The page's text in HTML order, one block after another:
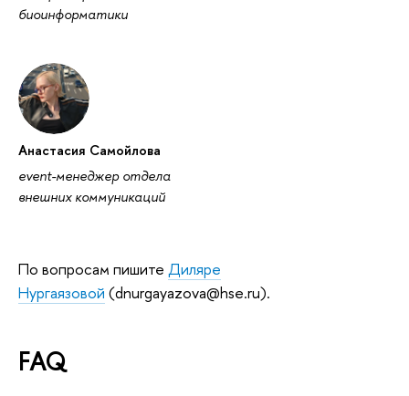
биоинформатики
Анастасия Самойлова
event-менеджер отдела
внешних коммуникаций
По вопросам пишите Диляре
Нургаязовой (dnurgayazova@hse.ru).
FAQ